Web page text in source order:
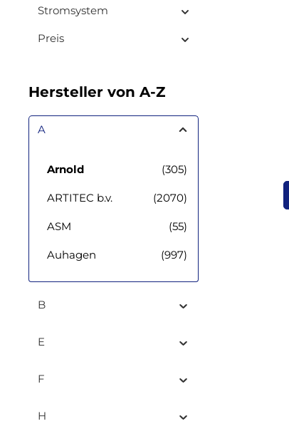
Stromsystem
Preis
Hersteller von A-Z
A
(305)
Arnold
(2070)
ARTITEC b.v.
(55)
ASM
(997)
Auhagen
B
E
F
H